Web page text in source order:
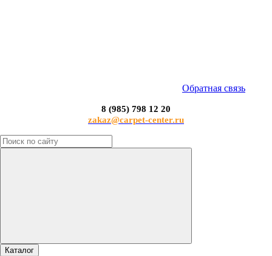
Обратная связь
8 (985) 798 12 20
zakaz@carpet-center.ru
Каталог